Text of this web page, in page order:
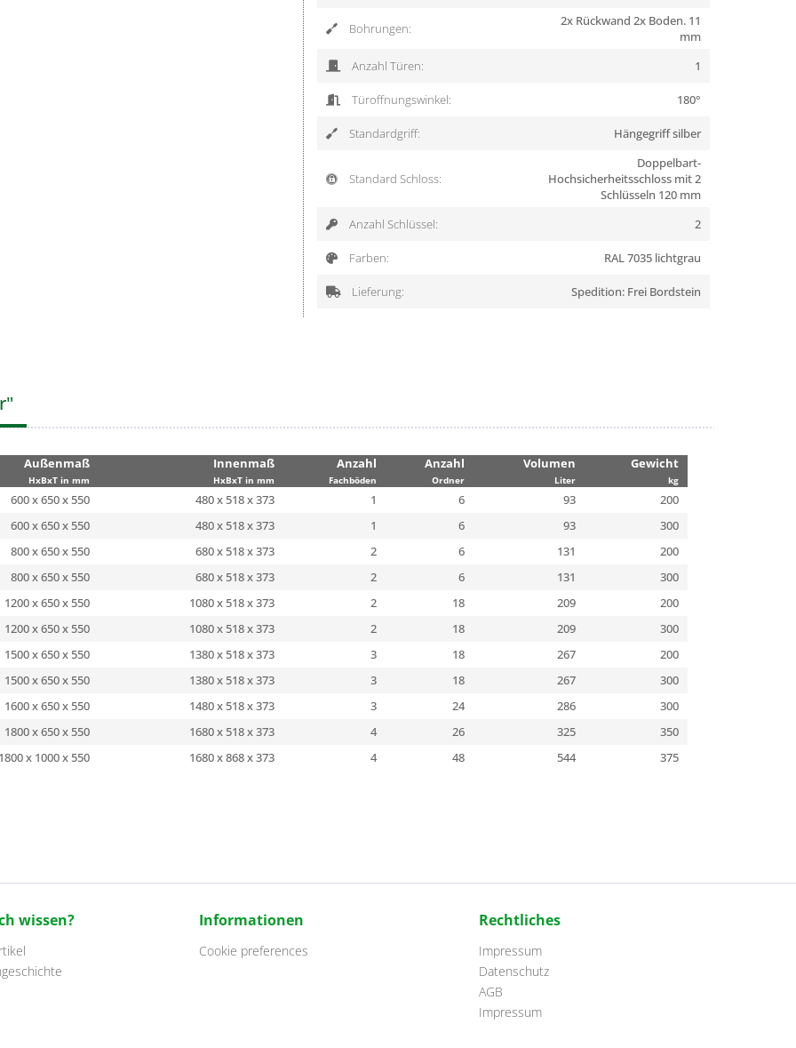
Bohrungen:
2x Rückwand 2x Boden. 11
mm
Anzahl Türen:
1
Türoffnungswinkel: 180°
Standardgriff: Hängegriff silber
Standard Schloss:
Doppelbart-
Hochsicherheitsschloss mit 2
Schlüsseln 120 mm
Anzahl Schlüssel:
2
Farben: RAL 7035 lichtgrau
Lieferung: Spedition: Frei Bordstein
Außenmaß
HxBxT in mm
Innenmaß
HxBxT in mm
Anzahl
Fachböden
Anzahl
Ordner
Volumen
Liter
Gewicht
kg
600 x 650 x 550 480 x 518 x 373 1 6 93
200
600 x 650 x 550 480 x 518 x 373 1 6 93
300
800 x 650 x 550 680 x 518 x 373 2 6 131
200
800 x 650 x 550 680 x 518 x 373 2 6 131
300
1200 x 650 x 550 1080 x 518 x 373 2 18 209
200
1200 x 650 x 550 1080 x 518 x 373 2 18 209
300
1500 x 650 x 550 1380 x 518 x 373 3 18 267
200
1500 x 650 x 550 1380 x 518 x 373 3 18 267
300
1600 x 650 x 550 1480 x 518 x 373 3 24 286
300
1800 x 650 x 550 1680 x 518 x 373 4 26 325
350
1800 x 1000 x 550 1680 x 868 x 373 4 48 544 375
wissen? Informationen
Cookie preferences
Rechtliches
Impressum
Datenschutz
AGB
Impressum